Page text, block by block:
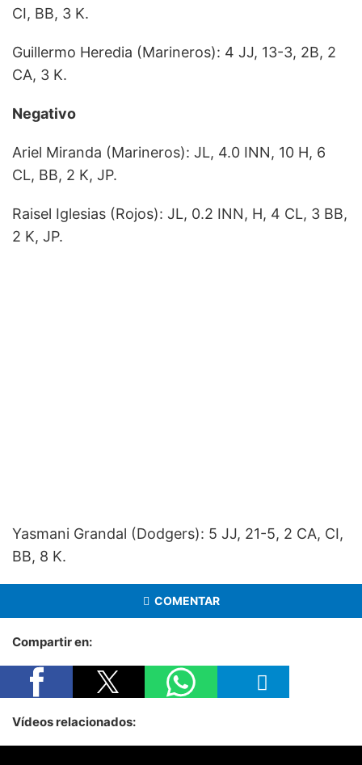
CI, BB, 3 K.
Guillermo Heredia (Marineros): 4 JJ, 13-3, 2B, 2
CA, 3 K.
Negativo
Ariel Miranda (Marineros): JL, 4.0 INN, 10 H, 6
CL, BB, 2 K, JP.
Raisel Iglesias (Rojos): JL, 0.2 INN, H, 4 CL, 3 BB,
2 K, JP.
Yasmani Grandal (Dodgers): 5 JJ, 21-5, 2 CA, CI,
BB, 8 K.
COMENTAR
Compartir en:
Vídeos relacionados: